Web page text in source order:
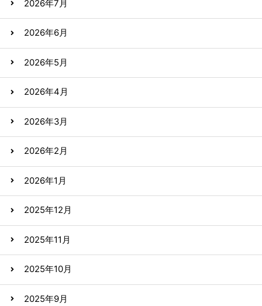
2026年7月
2026年6月
2026年5月
2026年4月
2026年3月
2026年2月
2026年1月
2025年12月
2025年11月
2025年10月
2025年9月